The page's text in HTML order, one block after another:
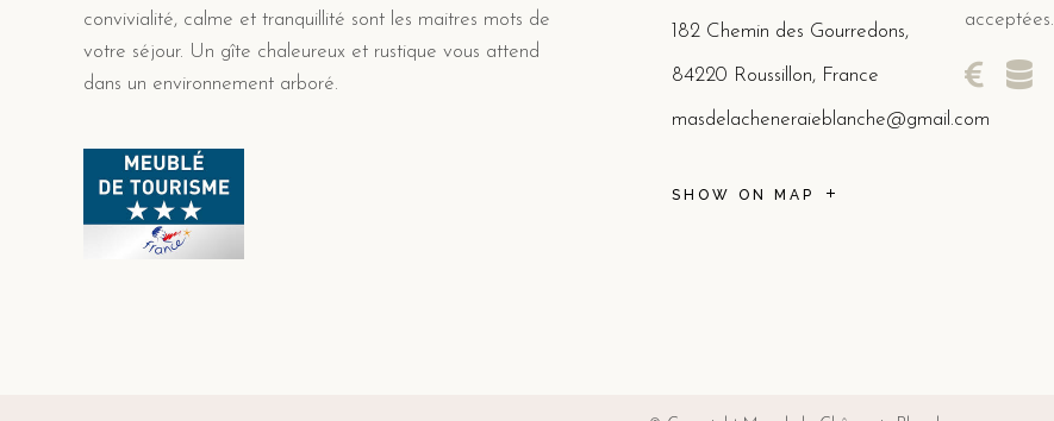
convivialité, calme et tranquillité sont les maitres mots de
votre séjour. Un gîte chaleureux et rustique vous attend
dans un environnement arboré.
182 Chemin des Gourredons,
84220 Roussillon, France
masdelacheneraieblanche@gmail.com
SHOW ON MAP
acceptées.